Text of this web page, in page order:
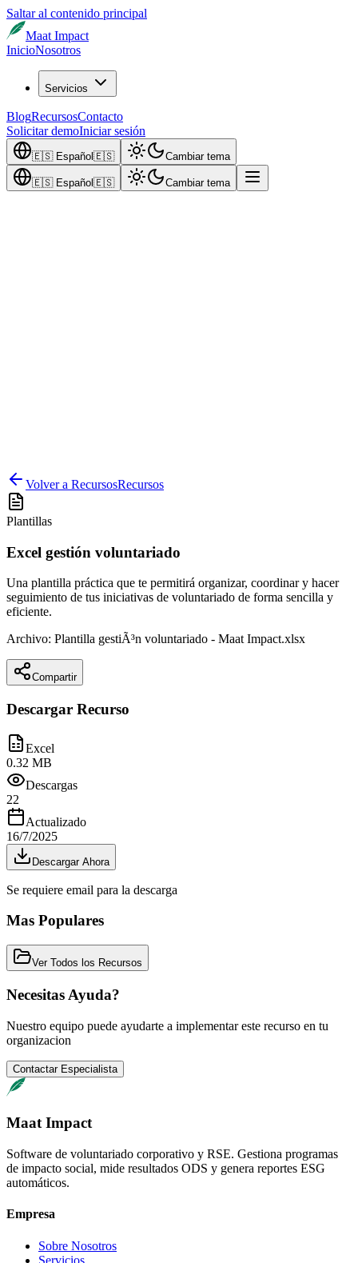
Saltar al contenido principal
Maat Impact
InicioNosotros
Servicios
BlogRecursosContacto
Solicitar demoIniciar sesión
🇪🇸 Español 🇪🇸 Cambiar tema
🇪🇸 Español 🇪🇸 Cambiar tema
Volver a RecursosRecursos
Plantillas
Excel gestión voluntariado
Una plantilla práctica que te permitirá organizar, coordinar y hacer
seguimiento de tus iniciativas de voluntariado de forma sencilla y
eficiente.
Archivo: Plantilla gestiÃ³n voluntariado - Maat Impact.xlsx
Compartir
Descargar Recurso
Excel
0.32 MB
Descargas
22
Actualizado
16/7/2025
Descargar Ahora
Se requiere email para la descarga
Mas Populares
Ver Todos los Recursos
Necesitas Ayuda?
Nuestro equipo puede ayudarte a implementar este recurso en tu
organizacion
Contactar Especialista
Maat Impact
Software de voluntariado corporativo y RSE. Gestiona programas
de impacto social, mide resultados ODS y genera reportes ESG
automáticos.
Empresa
Sobre Nosotros
Servicios